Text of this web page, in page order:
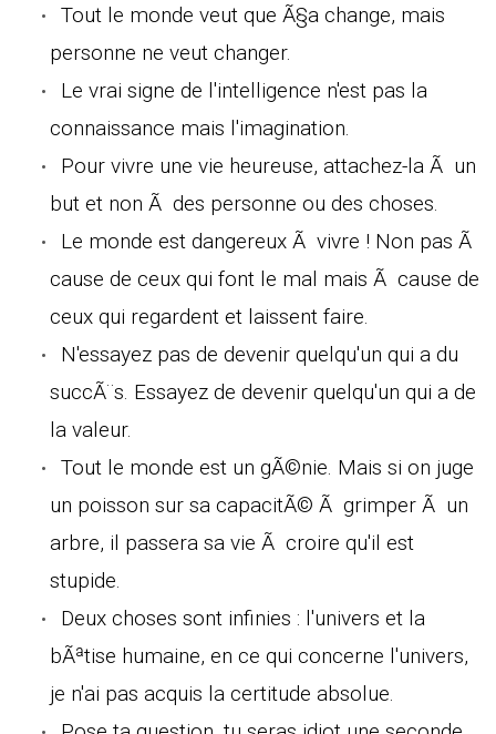
Tout le monde veut que Ã§a change, mais
personne ne veut changer.
Le vrai signe de l'intelligence n'est pas la
connaissance mais l'imagination.
Pour vivre une vie heureuse, attachez-la Ã un
but et non Ã des personne ou des choses.
Le monde est dangereux Ã vivre ! Non pas Ã
cause de ceux qui font le mal mais Ã cause de
ceux qui regardent et laissent faire.
N'essayez pas de devenir quelqu'un qui a du
succÃ¨s. Essayez de devenir quelqu'un qui a de
la valeur.
Tout le monde est un gÃ©nie. Mais si on juge
un poisson sur sa capacitÃ© Ã grimper Ã un
arbre, il passera sa vie Ã croire qu'il est
stupide.
Deux choses sont infinies : l'univers et la
bÃªtise humaine, en ce qui concerne l'univers,
je n'ai pas acquis la certitude absolue.